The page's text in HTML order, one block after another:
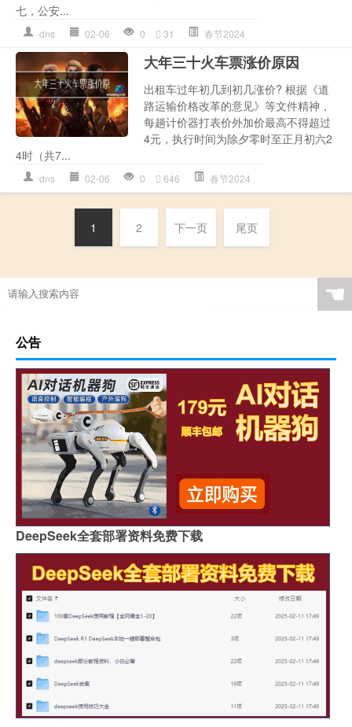
七，公安...
dns 02-06 0 31 春节2024
大年三十火车票涨价原因
出租车过年初几到初几涨价? 根据《道
路运输价格改革的意见》等文件精神，
每趟计价器打表价外加价最高不得超过
4元，执行时间为除夕零时至正月初六2
4时（共7...
dns 02-06 0 646 春节2024
1 2 下一页 尾页
☚
公告
DeepSeek全套部署资料免费下载